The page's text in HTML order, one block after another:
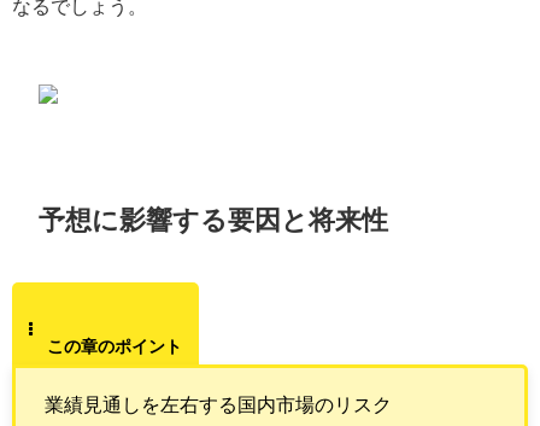
なるでしょう。
予想に影響する要因と将来性
この章のポイント
業績見通しを左右する国内市場のリスク